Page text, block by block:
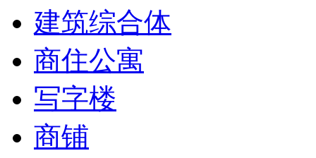
建筑综合体
商住公寓
写字楼
商铺